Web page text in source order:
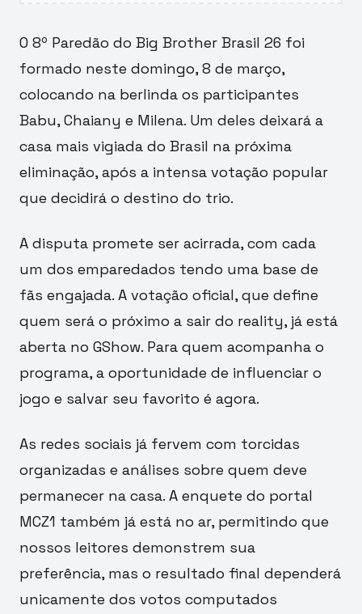
O 8º Paredão do Big Brother Brasil 26 foi
formado neste domingo, 8 de março,
colocando na berlinda os participantes
Babu, Chaiany e Milena. Um deles deixará a
casa mais vigiada do Brasil na próxima
eliminação, após a intensa votação popular
que decidirá o destino do trio.
A disputa promete ser acirrada, com cada
um dos emparedados tendo uma base de
fãs engajada. A votação oficial, que define
quem será o próximo a sair do reality, já está
aberta no GShow. Para quem acompanha o
programa, a oportunidade de influenciar o
jogo e salvar seu favorito é agora.
As redes sociais já fervem com torcidas
organizadas e análises sobre quem deve
permanecer na casa. A enquete do portal
MCZ1 também já está no ar, permitindo que
nossos leitores demonstrem sua
preferência, mas o resultado final dependerá
unicamente dos votos computados